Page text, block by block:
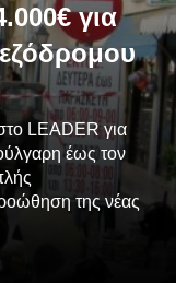
για
LEADER για
έως τον
της νέας